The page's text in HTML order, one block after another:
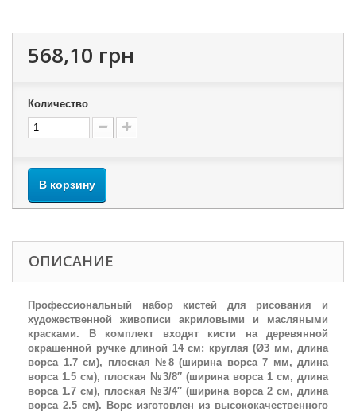
568,10 грн
Количество
В корзину
ОПИСАНИЕ
Профессиональный набор кистей для рисования и
художественной живописи акриловыми и масляными
красками. В комплект входят кисти на деревянной
окрашенной ручке длиной 14 см: круглая (Ø3 мм, длина
ворса 1.7 см), плоская №8 (ширина ворса 7 мм, длина
ворса 1.5 см), плоская №3/8″ (ширина ворса 1 см, длина
ворса 1.7 см), плоская №3/4″ (ширина ворса 2 см, длина
ворса 2.5 см). Ворс изготовлен из высококачественного